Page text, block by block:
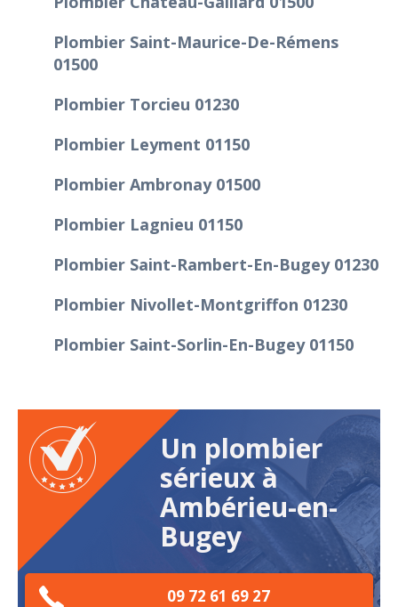
Plombier Saint-Maurice-De-Rémens
01500
Plombier Torcieu 01230
Plombier Leyment 01150
Plombier Ambronay 01500
Plombier Lagnieu 01150
Plombier Saint-Rambert-En-Bugey 01230
Plombier Nivollet-Montgriffon 01230
Plombier Saint-Sorlin-En-Bugey 01150
Un plombier
sérieux à
Ambérieu-en-
Bugey
09 72 61 69 27